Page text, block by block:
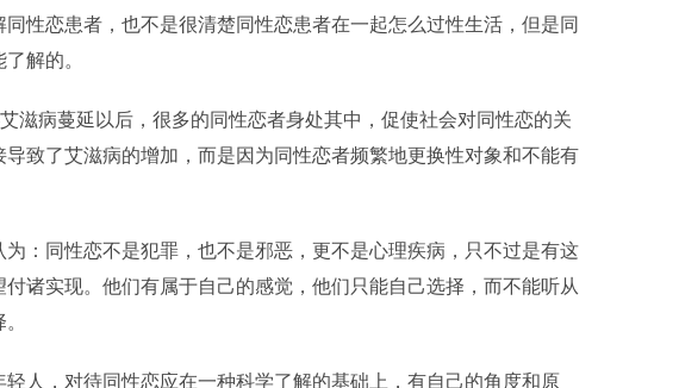
性恋患者，也不是很清楚同性恋患者在一起怎么过性生活，但是同
解的。
病蔓延以后，很多的同性恋者身处其中，促使社会对同性恋的关
致了艾滋病的增加，而是因为同性恋者频繁地更换性对象和不能有
同性恋不是犯罪，也不是邪恶，更不是心理疾病，只不过是有这
诸实现。他们有属于自己的感觉，他们只能自己选择，而不能听从
，对待同性恋应在一种科学了解的基础上，有自己的角度和原